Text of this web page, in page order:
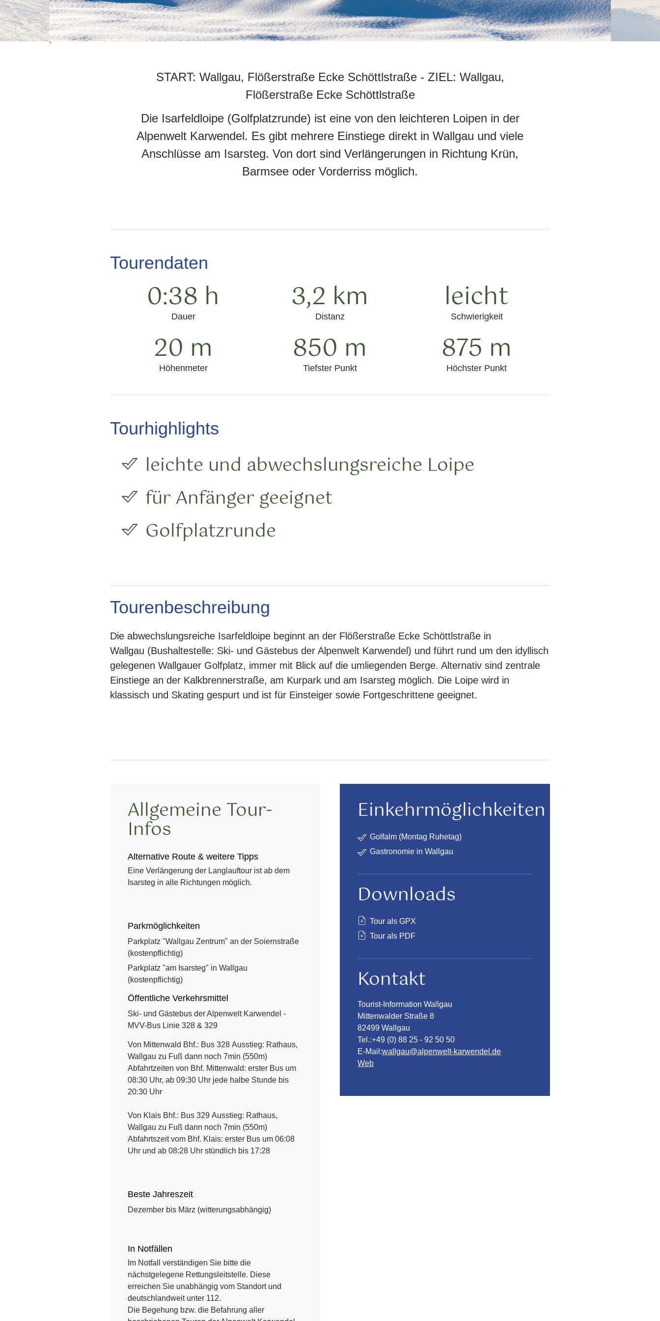
START: Wallgau, Flößerstraße Ecke Schöttlstraße - ZIEL: Wallgau,
Flößerstraße Ecke Schöttlstraße
Die Isarfeldloipe (Golfplatzrunde) ist eine von den leichteren Loipen in der
Alpenwelt Karwendel. Es gibt mehrere Einstiege direkt in Wallgau und viele
Anschlüsse am Isarsteg. Von dort sind Verlängerungen in Richtung Krün,
Barmsee oder Vorderriss möglich.
Tourendaten
Dauer
0:38 h Distanz
3,2 km Schwierigkeit
leicht
Höhenmeter
20 m Tiefster Punkt
850 m Höchster Punkt
875 m
Tourhighlights
leichte und abwechslungsreiche Loipe
für Anfänger geeignet
Golfplatzrunde
Tourenbeschreibung
Die abwechslungsreiche Isarfeldloipe beginnt an der Flößerstraße Ecke Schöttlstraße in
Wallgau (Bushaltestelle: Ski- und Gästebus der Alpenwelt Karwendel) und führt rund um den idyllisch
gelegenen Wallgauer Golfplatz, immer mit Blick auf die umliegenden Berge. Alternativ sind zentrale
Einstiege an der Kalkbrennerstraße, am Kurpark und am Isarsteg möglich. Die Loipe wird in
klassisch und Skating gespurt und ist für Einsteiger sowie Fortgeschrittene geeignet.
Allgemeine Tour-
Infos
Alternative Route & weitere Tipps
Eine Verlängerung der Langlauftour ist ab dem
Isarsteg in alle Richtungen möglich.
Parkmöglichkeiten
Parkplatz "Wallgau Zentrum" an der Soiernstraße
(kostenpflichtig)
Parkplatz "am Isarsteg" in Wallgau
(kostenpflichtig)
Öffentliche Verkehrsmittel
Ski- und Gästebus der Alpenwelt Karwendel -
MVV-Bus Linie 328 & 329
Von Mittenwald Bhf.: Bus 328 Ausstieg: Rathaus,
Wallgau zu Fuß dann noch 7min (550m)
Abfahrtzeiten von Bhf. Mittenwald: erster Bus um
08:30 Uhr, ab 09:30 Uhr jede halbe Stunde bis
20:30 Uhr
Von Klais Bhf.: Bus 329 Ausstieg: Rathaus,
Wallgau zu Fuß dann noch 7min (550m)
Abfahrtszeit vom Bhf. Klais: erster Bus um 06:08
Uhr und ab 08:28 Uhr stündlich bis 17:28
Beste Jahreszeit
Dezember bis März (witterungsabhängig)
In Notfällen
Im Notfall verständigen Sie bitte die
nächstgelegene Rettungsleitstelle. Diese
erreichen Sie unabhängig vom Standort und
deutschlandweit unter 112.
Die Begehung bzw. die Befahrung aller
Einkehrmöglichkeiten
Golfalm (Montag Ruhetag)
Gastronomie in Wallgau
Downloads
Tour als GPX
Tour als PDF
Kontakt
Tourist-Information Wallgau
Mittenwalder Straße 8
82499 Wallgau
Tel.:+49 (0) 88 25 - 92 50 50
E-Mail:wallgau@alpenwelt-karwendel.de
Web